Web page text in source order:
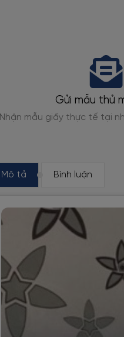
Gửi mẫu thử
Nhận mẫu giấy thực tế tại
Mô tả Bình luận